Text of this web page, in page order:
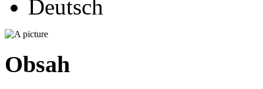
Obsah